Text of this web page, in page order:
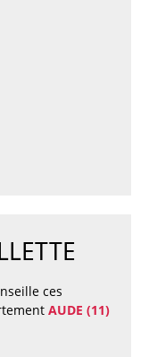
ces
AUDE (11)